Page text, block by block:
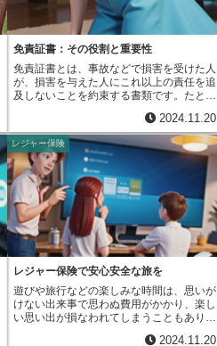
務不履行責任の知識があれば、落ち着いて
適切な対応をすることができます。例え
ば、自分に責任がない理由で約束を果たせ
なかった場合は、その事情を相手に説明
し、理解を求めることができます。このよ
うに、債務不履行責任を理解することは、
円滑な取引を行う上で不可欠と言えるでし
ょう。
つが新ホフマン方式です。簡単に言うと、
将来のお金は今の価値に直すと、その金額
より少なくなるので、その差額を計算する
方法です。例えば、１０年後にもらう１０
値が低いと考えます。なぜなら、今すぐも
らった１００万円は、１０年間運用して増
やすことができるからです。新ホフマン方
式では、将来のお金から「中間利息」と呼
ばれる利息分を引いて、今の価値に直しま
す。この中間利息は、本来なら将来受け取
れたはずのお金を今受け取ることで得られ
る運用益にあたります。この計算には、単
利という計算方法を使います。単利とは、
元金だけに利息がかかる計算方法です。つ
まり、利息にさらに利息がかかることはあ
りません。新ホフマン方式を使うことで、
将来の収入を現在の価値に適切に換算し、
損害賠償の金額をより正確に決めることが
できます。ただし、計算に使う利息の割合
によって、結果が大きく変わるため、適切
な割合を設定することが重要です。
免責証書：その役割と重要性
免責証書とは、事故などで損害を受けた人
が、損害を与えた人にこれ以上の責任を追
及しないことを約束する書類です。たとえ
えた側の保険会社から治療費や慰謝料を受
け取りますが、その際にこの免責証書を作
成することが一般的です。この書類にサイ
ンと印鑑を押すことで、受け取ったお金と
引き換えに、今後一切損害を与えた人に賠
償を求めないという合意が成立したことに
なります。この証書は、示談が成立したこ
とを証明する大切な書類です。一度サイン
と印鑑を押してしまうと、後から考えが変
わっても、基本的に取り消すことはできま
せん。ですから、内容をしっかりと理解し
てからサインすることが非常に重要です。
合、将来に渡って通院が必要になるかもし
れません。その場合、将来発生する治療費
なども含めて、賠償金額が妥当かどうかを
慎重に検討する必要があります。また、示
2024.11.20
レジャー保険
レジャー保険で安心安全な旅を
遊びや旅行などの楽しみな時間は、思いが
けない出来事で思わぬ費用がかかり、楽し
い思い出が損なわれてしまうこともありま
2024.11.20